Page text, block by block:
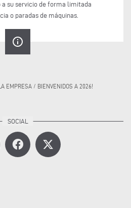
a su servicio de forma limitada
o paradas de máquinas.
info_outline
EMPRESA / BIENVENIDOS A 2026!